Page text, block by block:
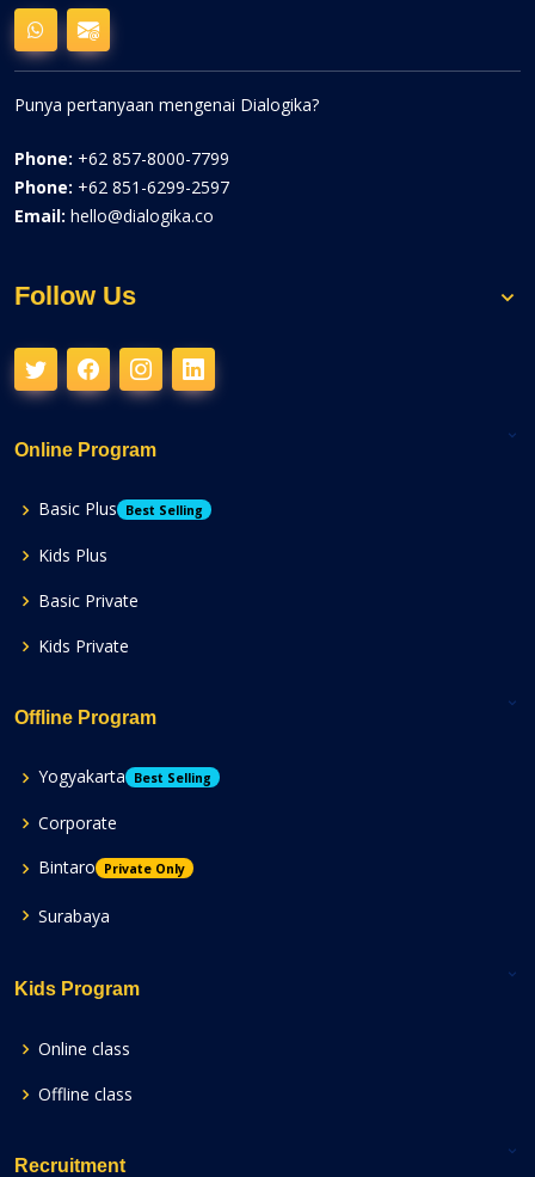
Punya pertanyaan mengenai Dialogika?
Phone: +62 857-8000-7799
Phone: +62 851-6299-2597
Email: hello@dialogika.co
Follow Us
Online Program
Basic Plus Best Selling
Kids Plus
Basic Private
Kids Private
Offline Program
Yogyakarta Best Selling
Corporate
Bintaro
Private Only
Surabaya
Kids Program
Online class
Offline class
Recruitment